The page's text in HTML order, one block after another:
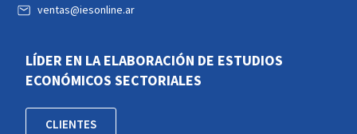
ventas@iesonline.ar
LÍDER EN LA ELABORACIÓN DE ESTUDIOS
ECONÓMICOS SECTORIALES
CLIENTES